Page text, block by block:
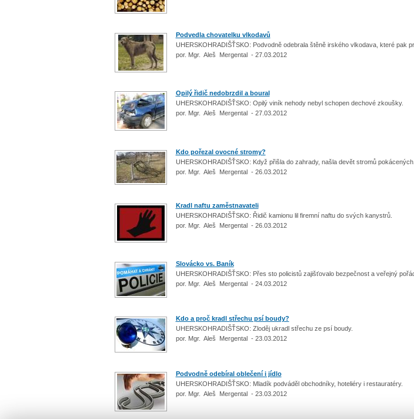
Podvedla chovatelku vlkodavů
UHERSKOHRADIŠŤSKO: Podvodně odebrala štěně irského vlkodava, které pak
por. Mgr. Aleš Mergental - 27.03.2012
Opilý řidič nedobrzdil a boural
UHERSKOHRADIŠŤSKO: Opilý viník nehody nebyl schopen dechové zkoušky.
por. Mgr. Aleš Mergental - 27.03.2012
Kdo pořezal ovocné stromy?
UHERSKOHRADIŠŤSKO: Když přišla do zahrady, našla devět stromů
por. Mgr. Aleš Mergental - 26.03.2012
Kradl naftu zaměstnavateli
UHERSKOHRADIŠŤSKO: Řidič kamionu lil firemní naftu do svých kanystrů.
por. Mgr. Aleš Mergental - 26.03.2012
Slovácko vs. Baník
UHERSKOHRADIŠŤSKO: Přes sto policistů zajišťovalo bezpečnost a veřejný
por. Mgr. Aleš Mergental - 24.03.2012
Kdo a proč kradl střechu psí boudy?
UHERSKOHRADIŠŤSKO: Zloděj ukradl střechu ze psí boudy.
por. Mgr. Aleš Mergental - 23.03.2012
Podvodně odebíral oblečení i jídlo
UHERSKOHRADIŠŤSKO: Mladík podváděl obchodníky, hoteliéry i restauratéry.
por. Mgr. Aleš Mergental - 23.03.2012